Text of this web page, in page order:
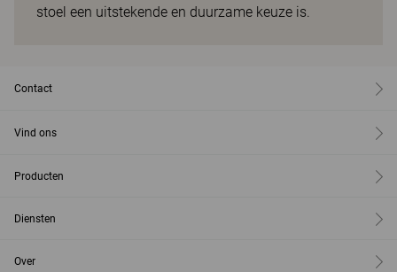
stoel een uitstekende en duurzame keuze is.
Contact
Vind ons
Producten
Diensten
Over